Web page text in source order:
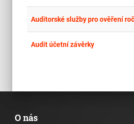
Audit účetní závěrky
O nás